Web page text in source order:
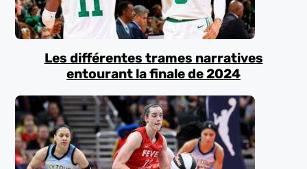
Les différentes trames narratives
entourant la finale de 2024